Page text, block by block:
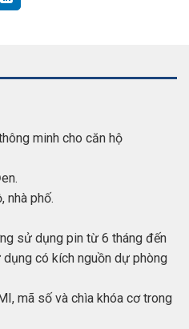
minh cho căn hộ
nhà phố.
sử dụng pin từ 6 tháng đến
có kích nguồn dự phòng
mã số và chìa khóa cơ trong